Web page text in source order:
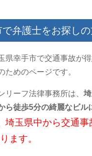
弁護士をお探し
県幸手市で交通事故が
ためのページです。
リーフ法律事務所は、
ら徒歩5分の綺麗なビル
埼玉県中から交通事
ます。